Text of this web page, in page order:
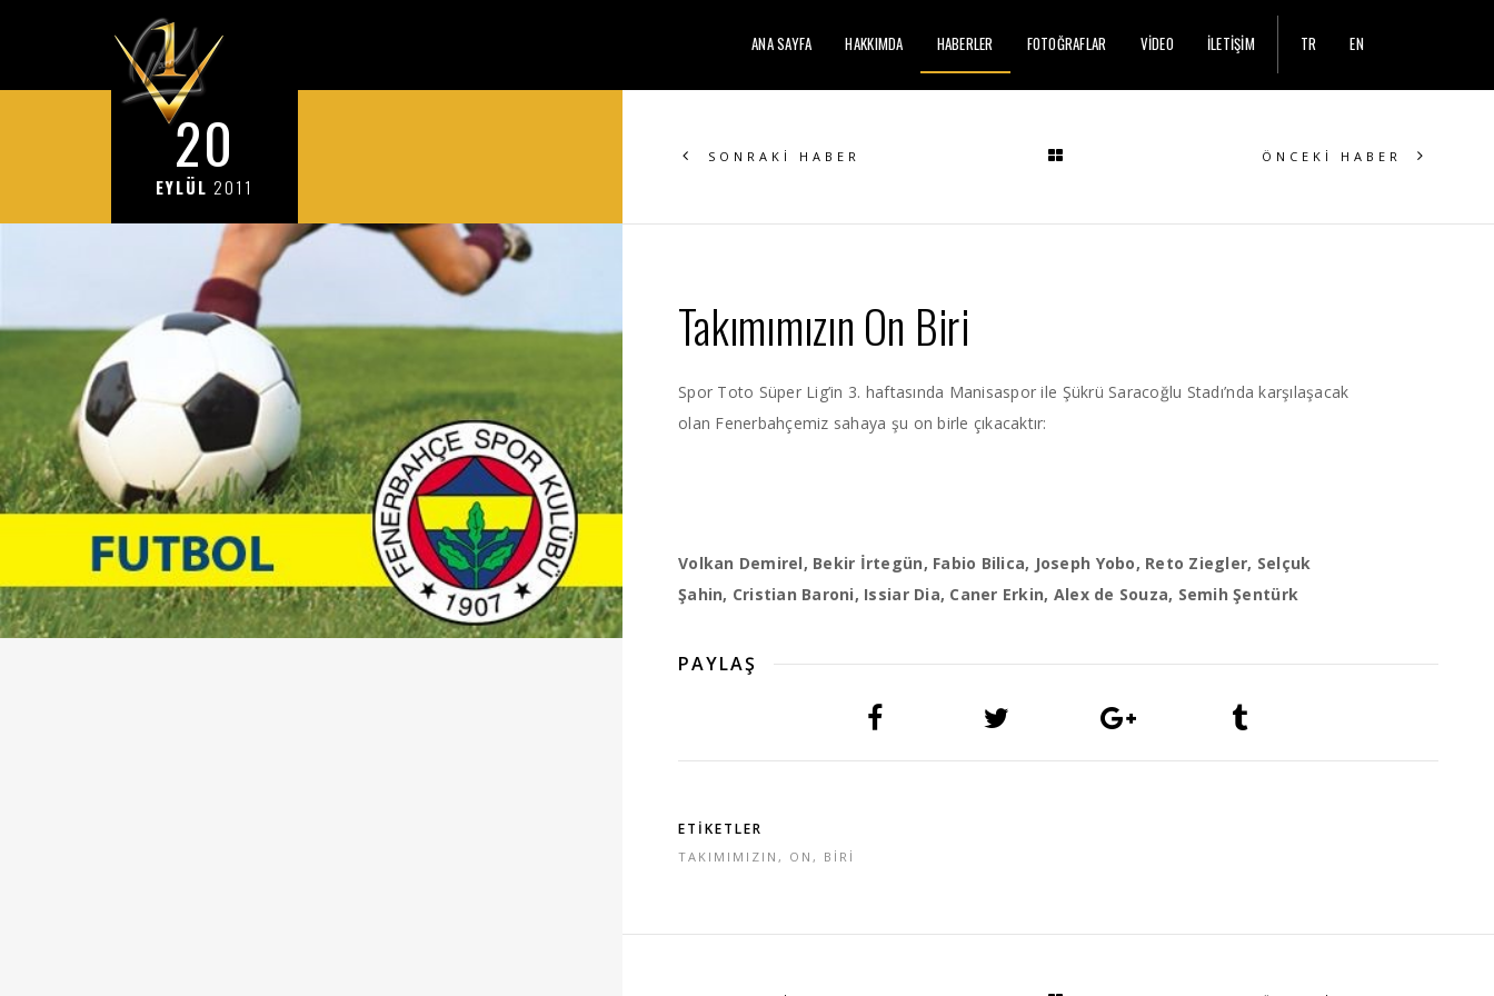
ANA SAYFA HAKKIMDA HABERLER FOTOĞRAFLAR VİDEO İLETİŞİM TR EN
20
EYLÜL 2011
SONRAKİ HABER ÖNCEKİ HABER
Takımımızın On Biri
Spor Toto Süper Lig’in 3. haftasında Manisaspor ile Şükrü Saracoğlu Stadı’nda karşılaşacak
olan Fenerbahçemiz sahaya şu on birle çıkacaktır:
Volkan Demirel, Bekir İrtegün, Fabio Bilica, Joseph Yobo, Reto Ziegler, Selçuk
Şahin, Cristian Baroni, Issiar Dia, Caner Erkin, Alex de Souza, Semih Şentürk
PAYLAŞ
ETİKETLER
TAKIMIMIZIN , ON , BİRİ